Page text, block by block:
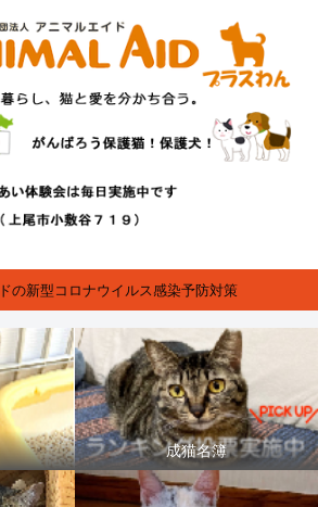
の新型コロナウイルス感染予防対策
成猫名簿